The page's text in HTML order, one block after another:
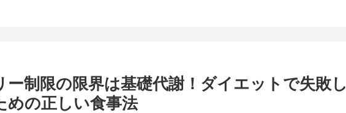
ー制限の限界は基礎代謝！ダイエットで失敗し
めの正しい食事法